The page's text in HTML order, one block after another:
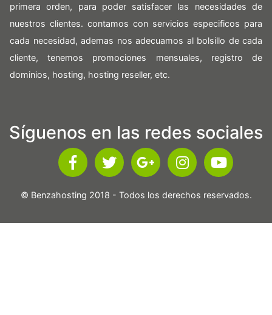
primera orden, para poder satisfacer las necesidades de
nuestros clientes. contamos con servicios especificos para
cada necesidad, ademas nos adecuamos al bolsillo de cada
cliente, tenemos promociones mensuales, registro de
dominios, hosting, hosting reseller, etc.
Síguenos en las redes sociales
© Benzahosting 2018 - Todos los derechos reservados.